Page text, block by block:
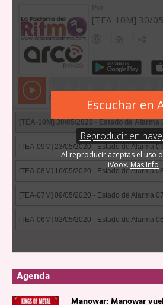
Agenda
Manowar: Manowar